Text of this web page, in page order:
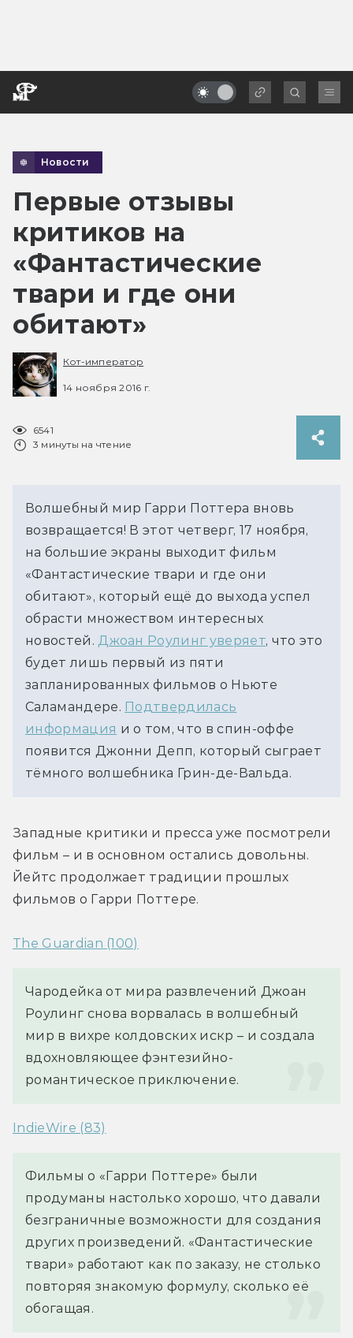
Новости
Первые отзывы
критиков на
«Фантастические
твари и где они
обитают»
Кот-император
14 ноября 2016 г.
6541
3 минуты на чтение
Волшебный мир Гарри Поттера вновь
возвращается! В этот четверг, 17 ноября,
на большие экраны выходит фильм
«Фантастические твари и где они
обитают», который ещё до выхода успел
обрасти множеством интересных
новостей. Джоан Роулинг уверяет, что это
будет лишь первый из пяти
запланированных фильмов о Ньюте
Саламандере. Подтвердилась
информация и о том, что в спин-оффе
появится Джонни Депп, который сыграет
тёмного волшебника Грин-де-Вальда.
Западные критики и пресса уже посмотрели
фильм – и в основном остались довольны.
Йейтс продолжает традиции прошлых
фильмов о Гарри Поттере.
The Guardian (100)
Чародейка от мира развлечений Джоан
Роулинг снова ворвалась в волшебный
мир в вихре колдовских искр – и создала
вдохновляющее фэнтезийно-
романтическое приключение.
IndieWire (83)
Фильмы о «Гарри Поттере» были
продуманы настолько хорошо, что давали
безграничные возможности для создания
других произведений. «Фантастические
твари» работают как по заказу, не столько
повторяя знакомую формулу, сколько её
обогащая.